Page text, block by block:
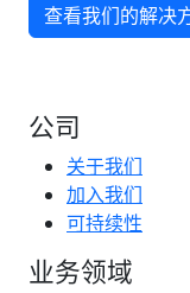
查看我们的解决
公司
关于我们
加入我们
可持续性
业务领域